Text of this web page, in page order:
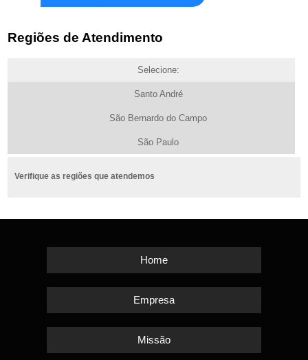
Regiões de Atendimento
Selecione:
Santo André
São Bernardo do Campo
São Paulo
Verifique as regiões que atendemos
Home
Empresa
Missão